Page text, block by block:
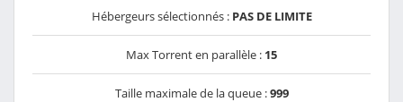
Hébergeurs sélectionnés : PAS DE LIMITE
Max Torrent en parallèle : 15
Taille maximale de la queue :999